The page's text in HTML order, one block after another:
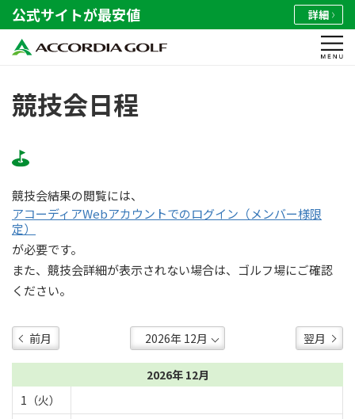
公式サイトが最安値 詳細
競技会日程
競技会結果の閲覧には、
アコーディアWebアカウントでのログイン（メンバー様限
定）
が必要です。
また、競技会詳細が表示されない場合は、ゴルフ場にご確認
ください。
前月 翌月
2026年 12月
1（火）